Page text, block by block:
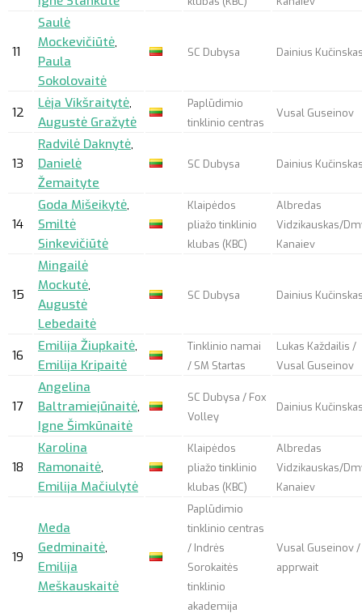
11
Saulė
Mockevičiūtė,
Paula
Sokolovaitė
SC Dubysa Dainius
12
Lėja Vikšraitytė,
Augustė Gražytė
Paplūdimio
tinklinio centras
Vusal Guseinov
13
Radvilė Daknytė,
Danielė
Žemaityte
SC Dubysa Dainius
14
Goda Mišeikytė,
Smiltė
Sinkevičiūtė
Klaipėdos
pliažo tinklinio
klubas (KBC)
Albredas
Vidzikauskas/
Kanaiev
15
Mingailė
Mockutė,
Augustė
Lebedaitė
SC Dubysa Dainius
16
Emilija Žiupkaitė,
Emilija Kripaitė
Tinklinio namai
/ SM Startas
Lukas Každailis /
Vusal Guseinov
17
Angelina
Baltramiejūnaitė,
Igne Šimkūnaitė
SC Dubysa / Fox
Volley
Dainius
18
Karolina
Ramonaitė,
Emilija Mačiulytė
Klaipėdos
pliažo tinklinio
klubas (KBC)
Albredas
Vidzikauskas/
Kanaiev
19
Meda
Gedminaitė,
Emilija
Meškauskaitė
Paplūdimio
tinklinio centras
/ Indrės
Sorokaitės
tinklinio
akademija
Vusal Guseinov /
apprwait